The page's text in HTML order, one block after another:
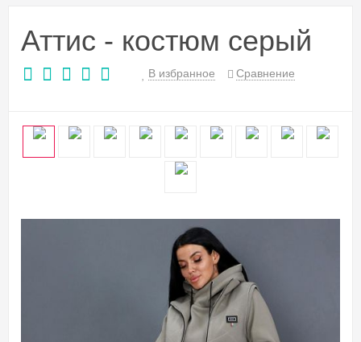
Аттис - костюм серый
В избранное Сравнение